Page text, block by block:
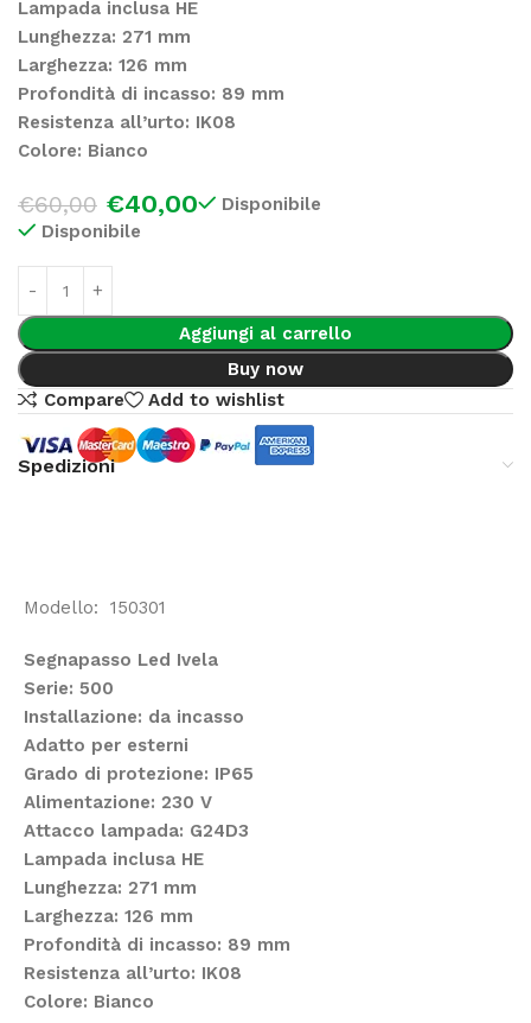
Lampada inclusa HE
Lunghezza: 271 mm
Larghezza: 126 mm
Profondità di incasso: 89 mm
Resistenza all’urto: IK08
Colore: Bianco
€60,00 €40,00
Disponibile
Disponibile
Aggiungi al carrello
Buy now
Compare
Add to wishlist
Spedizioni
Modello: 150301
Segnapasso Led Ivela
Serie: 500
Installazione: da incasso
Adatto per esterni
Grado di protezione: IP65
Alimentazione: 230 V
Attacco lampada: G24D3
Lampada inclusa HE
Lunghezza: 271 mm
Larghezza: 126 mm
Profondità di incasso: 89 mm
Resistenza all’urto: IK08
Colore: Bianco